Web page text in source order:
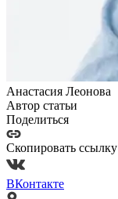
Анастасия Леонова
Автор статьи
Поделиться
Скопировать ссылку
ВКонтакте